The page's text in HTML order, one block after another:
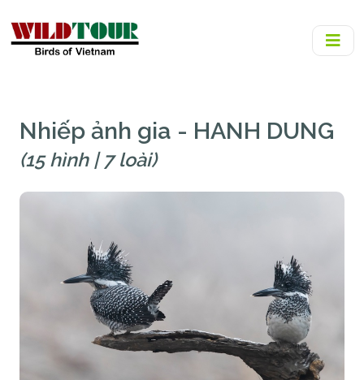
Nhiếp ảnh gia - HANH DUNG
(15 hình | 7 loài)